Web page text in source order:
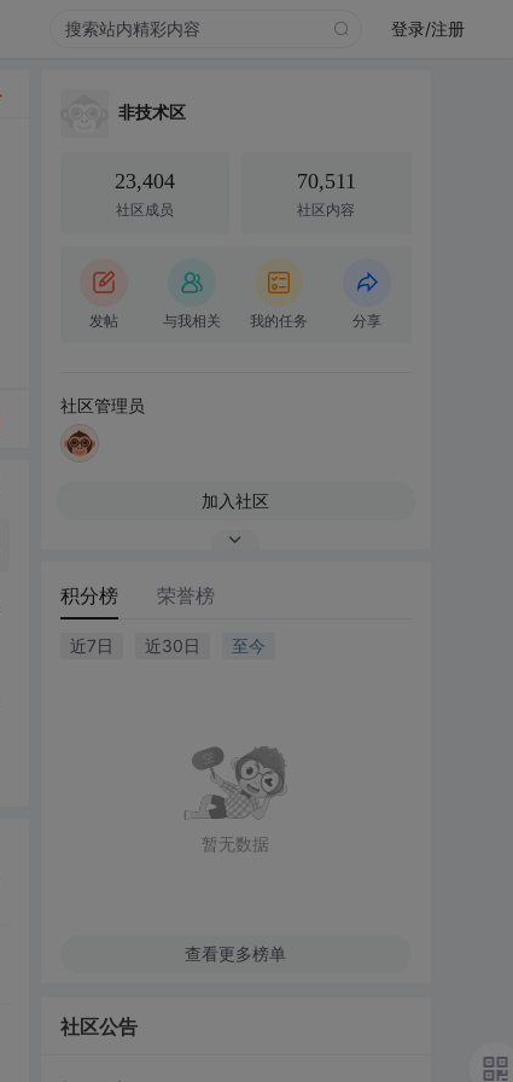
登录/注册
非技术区
23,404
社区成员
70,511
社区内容
发帖 与我相关 我的任务 分享
社区管理员
加入社区
积分榜 荣誉榜
近7日 近30日 至今
暂无数据
查看更多榜单
社区公告